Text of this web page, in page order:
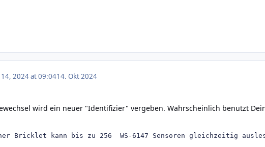
2024 at 09:0414. Okt 2024
wird ein neuer "Identifizier" vergeben. Wahrscheinlich benutzt
Bricklet kann bis zu 256  WS-6147 Sensoren gleichzeitig